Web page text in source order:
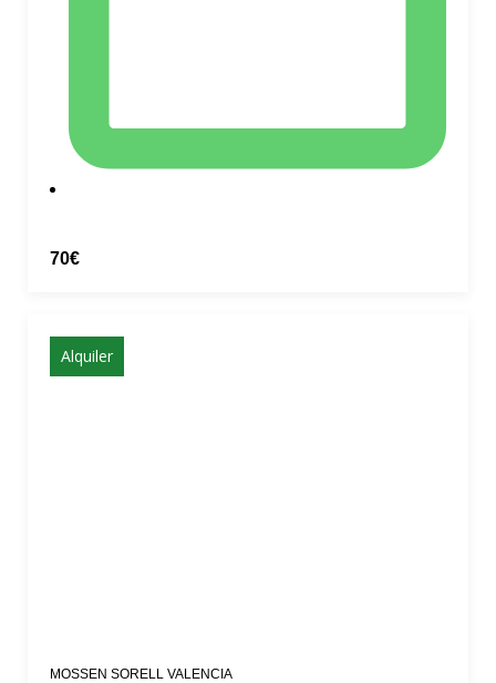
70€
Alquiler
MOSSEN SORELL VALENCIA